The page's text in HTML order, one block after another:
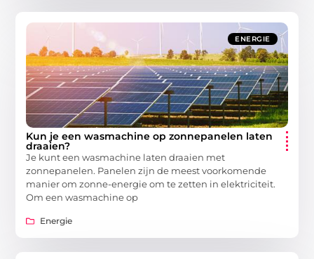
ENERGIE
Kun je een wasmachine op zonnepanelen laten
draaien?
Je kunt een wasmachine laten draaien met
zonnepanelen. Panelen zijn de meest voorkomende
manier om zonne-energie om te zetten in elektriciteit.
Om een ​​wasmachine op
Energie